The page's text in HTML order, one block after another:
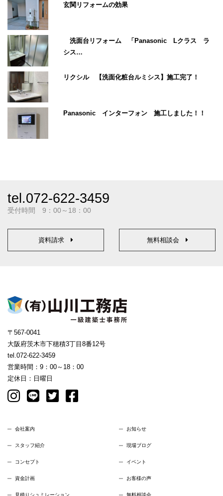
玄関リフォームの効果
洗面台リフォーム 「Panasonic Lクラス ラ
シス…
リクシル 【洗面化粧台ルミシス】施工完了！
Panasonic インターフォン 施工しました！！
tel.072-622-3459
受付時間 9：00～18：00
資料請求 無料相談会
〒567-0041
大阪府茨木市下穂積3丁目8番12号
tel.072-622-3459
営業時間：9：00～18：00
定休日：日曜日
会社案内
スタッフ紹介
コンセプト
資金計画
見積りシュミレーション
お知らせ
現場ブログ
イベント
お客様の声
無料相談会